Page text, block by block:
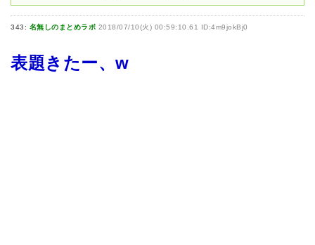
343: 名無しのまとめラボ 2018/07/10(火) 00:59:10.61 ID:4m9jokBj0
表題きたー、w